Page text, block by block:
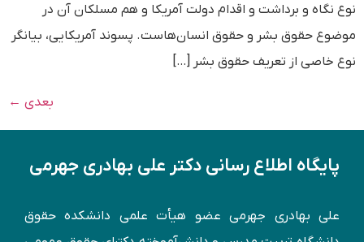
نوع نگاه و برداشت و اقدام دولت آمریکا و هم مسلکان آن در
موضوع حقوق بشر و حقوق انسان‌هاست. پسوند آمریکایی، بیانگر
نوع خاصی از تعریف حقوق بشر […]
بعدی ←
پایگاه اطلاع رسانی دکتر علی بهادری جهرمی
علی بهادری جهرمی عضو هیأت علمی دانشکده حقوق